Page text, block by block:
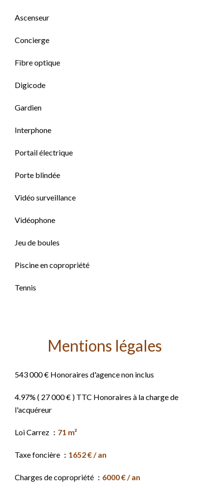
Ascenseur
Concierge
Fibre optique
Digicode
Gardien
Interphone
Portail électrique
Porte blindée
Vidéo surveillance
Vidéophone
Jeu de boules
Piscine en copropriété
Tennis
Mentions légales
543 000 € Honoraires d'agence non inclus
4.97% ( 27 000 € ) TTC Honoraires à la charge de
l'acquéreur
Loi Carrez 71 m²
Taxe foncière 1652 € / an
Charges de copropriété 6000 € / an